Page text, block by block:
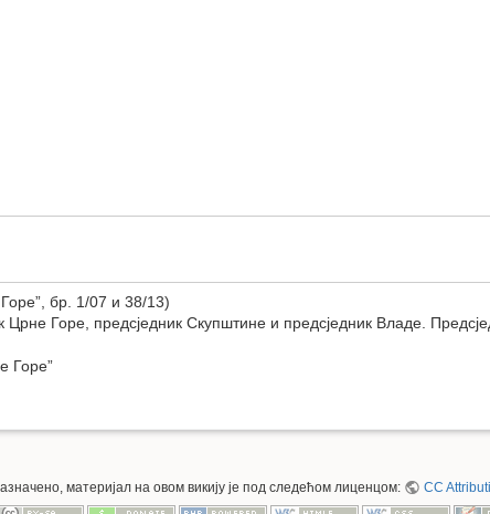
бр. 1/07 и 38/13)
Црне Горе, предсједник Скупштине и предсједник Владе.
Горе”
материјал на овом викију је под следећом лиценцом: CC